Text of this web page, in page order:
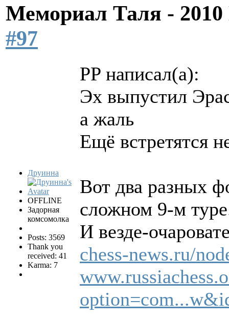
Мемориал Таля -
#97
Друинна
OFFLINE
Задорная
комсомолка
Posts: 3569
Thank you
received: 41
Karma: 7
PP написал(а):
Эх выпустил
а жаль
Ещё встретятся
Вот два разных
сложном 9-м
И везде-
chess-news.ru/